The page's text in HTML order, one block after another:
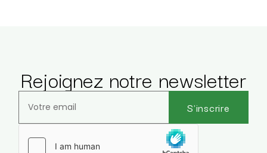
Rejoignez notre newsletter
S'inscrire